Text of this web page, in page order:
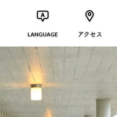
LANGUAGE アクセス